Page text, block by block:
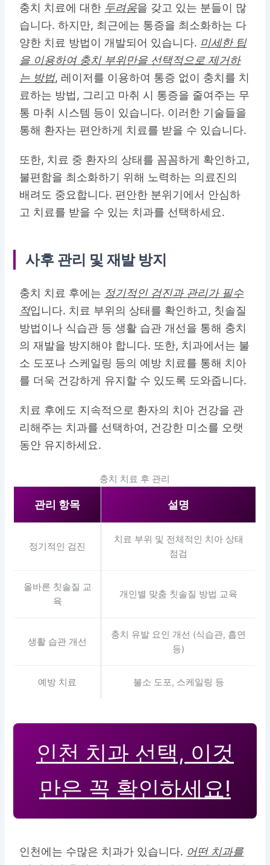
충치 치료에 대한 두려움을 갖고 있는 분들이 많
습니다. 하지만, 최근에는 통증을 최소화하는 다
양한 치료 방법이 개발되어 있습니다. 미세한 팁
을 이용하여 충치 부위만을 선택적으로 제거하
는 방법, 레이저를 이용하여 통증 없이 충치를 치
료하는 방법, 그리고 마취 시 통증을 줄여주는 무
통 마취 시스템 등이 있습니다. 이러한 기술들을
통해 환자는 편안하게 치료를 받을 수 있습니다.
또한, 치료 중 환자의 상태를 꼼꼼하게 확인하고,
불편함을 최소화하기 위해 노력하는 의료진의
배려도 중요합니다. 편안한 분위기에서 안심하
고 치료를 받을 수 있는 치과를 선택하세요.
사후 관리 및 재발 방지
충치 치료 후에는 정기적인 검진과 관리가 필수
적입니다. 치료 부위의 상태를 확인하고, 칫솔질
방법이나 식습관 등 생활 습관 개선을 통해 충치
의 재발을 방지해야 합니다. 또한, 치과에서는 불
소 도포나 스케일링 등의 예방 치료를 통해 치아
를 더욱 건강하게 유지할 수 있도록 도와줍니다.
치료 후에도 지속적으로 환자의 치아 건강을 관
리해주는 치과를 선택하여, 건강한 미소를 오랫
동안 유지하세요.
충치 치료 후 관리
관리 항목 설명
정기적인 검진
치료 부위 및 전체적인 치아 상태
점검
올바른 칫솔질 교
육
개인별 맞춤 칫솔질 방법 교육
생활 습관 개선
충치 유발 요인 개선 (식습관, 흡연
등)
예방 치료 불소 도포, 스케일링 등
인천 치과 선택, 이것
만은 꼭 확인하세요!
인천에는 수많은 치과가 있습니다. 어떤 치과를